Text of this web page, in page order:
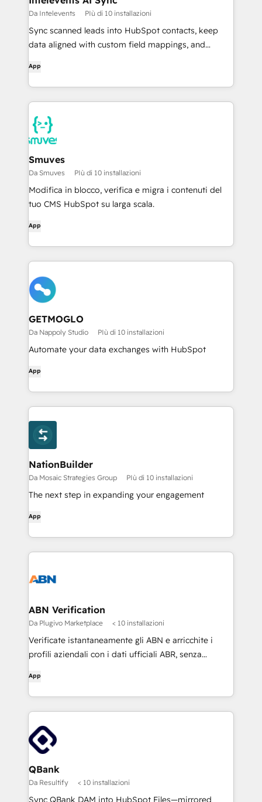
Da Intelevents PIù di 10 installazioni
Sync scanned leads into HubSpot contacts, keep
data aligned with custom field mappings, and
App
Smuves
Da Smuves PIù di 10 installazioni
Modifica in blocco, verifica e migra i contenuti del
tuo CMS HubSpot su larga scala.
App
GETMOGLO
Da Nappoly Studio PIù di 10 installazioni
Automate your data exchanges with HubSpot
App
NationBuilder
Da Mosaic Strategies Group PIù di 10 installazioni
The next step in expanding your engagement
App
ABN Verification
Da Plugivo Marketplace < 10 installazioni
Verificate istantaneamente gli ABN e arricchite i
profili aziendali con i dati ufficiali ABR, senza
eliminate le ricerche manuali e mantenete il vostro
CRM preciso al 100%.
App
QBank
Da Resultify < 10 installazioni
Sync QBank DAM into HubSpot Files—mirrored